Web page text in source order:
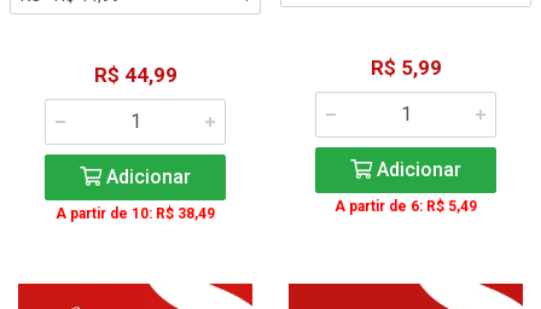
R$ 44,99
Adicionar
A partir de 10: R$ 38,49
R$ 5,99
Adicionar
A partir de 6: R$ 5,49